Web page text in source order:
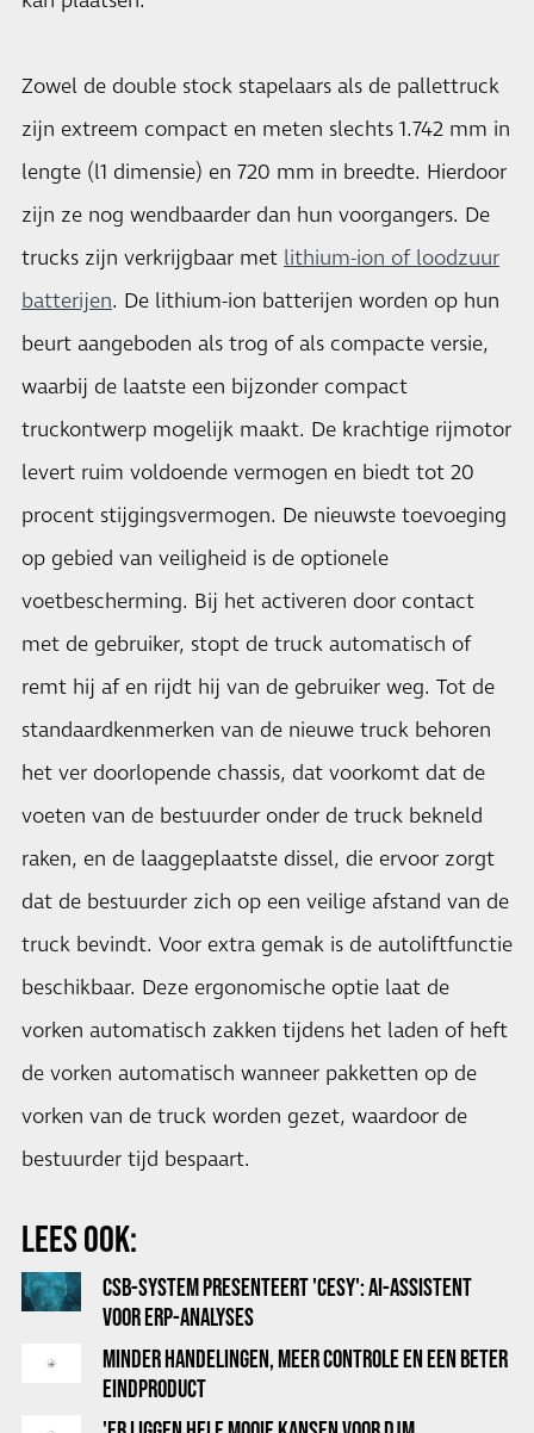
Zowel de double stock stapelaars als de pallettruck
zijn extreem compact en meten slechts 1.742 mm in
lengte (l1 dimensie) en 720 mm in breedte. Hierdoor
zijn ze nog wendbaarder dan hun voorgangers. De
trucks zijn verkrijgbaar met lithium-ion of loodzuur
batterijen. De lithium-ion batterijen worden op hun
beurt aangeboden als trog of als compacte versie,
waarbij de laatste een bijzonder compact
truckontwerp mogelijk maakt. De krachtige rijmotor
levert ruim voldoende vermogen en biedt tot 20
procent stijgingsvermogen. De nieuwste toevoeging
op gebied van veiligheid is de optionele
voetbescherming. Bij het activeren door contact
met de gebruiker, stopt de truck automatisch of
remt hij af en rijdt hij van de gebruiker weg. Tot de
standaardkenmerken van de nieuwe truck behoren
het ver doorlopende chassis, dat voorkomt dat de
voeten van de bestuurder onder de truck bekneld
raken, en de laaggeplaatste dissel, die ervoor zorgt
dat de bestuurder zich op een veilige afstand van de
truck bevindt. Voor extra gemak is de autoliftfunctie
beschikbaar. Deze ergonomische optie laat de
vorken automatisch zakken tijdens het laden of heft
de vorken automatisch wanneer pakketten op de
vorken van de truck worden gezet, waardoor de
bestuurder tijd bespaart.
LEES OOK:
CSB-SYSTEM PRESENTEERT 'CESY': AI-ASSISTENT
VOOR ERP-ANALYSES
MINDER HANDELINGEN, MEER CONTROLE EN EEN BETER
EINDPRODUCT